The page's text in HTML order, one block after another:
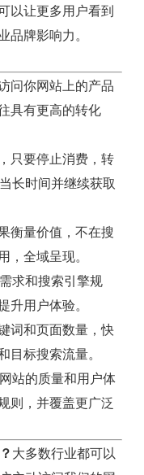
以让更多用户看到
牌影响力。
问你网站上的产品
具有更高的转化
只要停止消费，转
长时间并继续获取
衡量价值，不在搜
全域呈现。
求和搜索引擎规
用户体验。
词和页面数量，快
标搜索流量。
站的质量和用户体
则，并覆盖更广泛
大多数行业都可以